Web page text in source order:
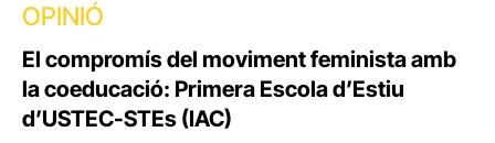
OPINIÓ
El compromís del moviment feminista amb
la coeducació: Primera Escola d’Estiu
d’USTEC-STEs (IAC)